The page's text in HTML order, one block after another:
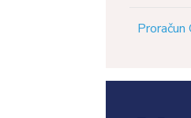
Proračun